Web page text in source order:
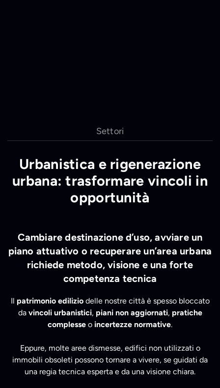
Settori
Urbanistica e rigenerazione
urbana: trasformare vincoli in
opportunità
Cambiare destinazione d’uso, avviare un
piano attuativo o recuperare un’area urbana
richiede metodo, visione e una forte
competenza tecnica
Il patrimonio ediliziodelle nostre città è spesso bloccato
da vincoli urbanistici, piani non aggiornati, pratiche
complesse o incertezze normative.
Eppure, molte aree dismesse, edifici non utilizzati o
immobili obsoleti possono tornare a vivere, se guidati da
una regia tecnica esperta e da una visione chiara.